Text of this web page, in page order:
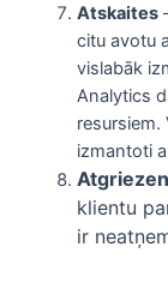
Atskaites
citu avotu
vislabāk
Analytics
izmantoti
klientu
ir